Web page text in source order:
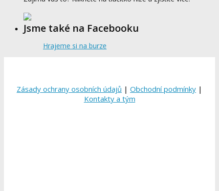
Jsme také na Facebooku
Hrajeme si na burze
Zásady ochrany osobních údajů | Obchodní podmínky |
Kontakty a tým